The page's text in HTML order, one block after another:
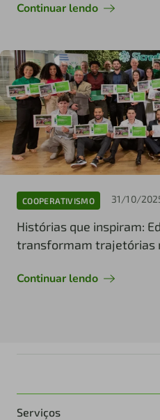
Continuar lendo
COOPERATIVISMO 31/10/
Histórias que inspiram:
transformam trajetórias
Continuar lendo
Serviços